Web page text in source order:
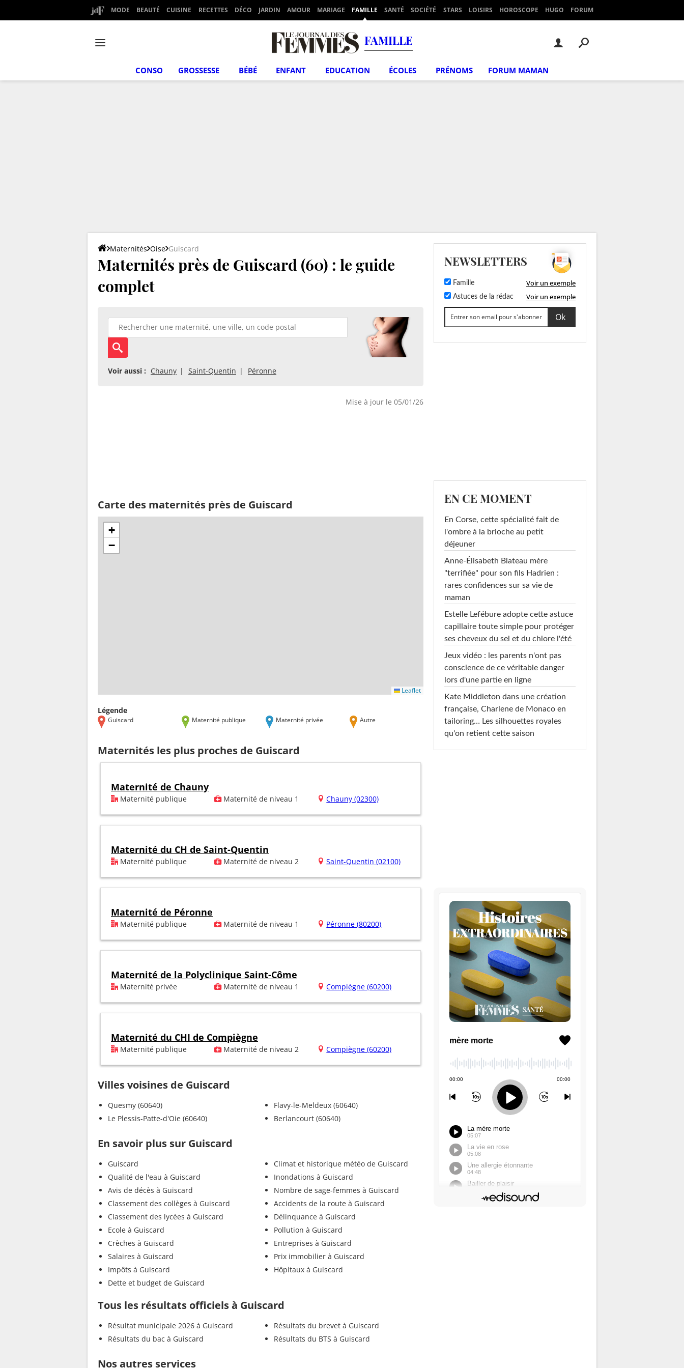
MODE BEAUTÉ CUISINE RECETTES DÉCO JARDIN AMOUR MARIAGE FAMILLE SANTÉ SOCIÉTÉ STARS LOISIRS HOROSCOPE HUGO FORUM
FAMILLE
CONSO GROSSESSE BÉBÉ ENFANT EDUCATION ÉCOLES PRÉNOMS FORUM MAMAN
Maternités Oise Guiscard
Maternités près de Guiscard (60) : le guide
complet
Voir aussi : Chauny Saint-Quentin Péronne
Mise à jour le 05/01/26
Carte des maternités près de Guiscard
+
−
Leaflet
Légende
Guiscard Maternité publique Maternité privée Autre
Maternités les plus proches de Guiscard
Maternité de Chauny
Maternité publique Maternité de niveau 1 Chauny (02300)
Maternité du CH de Saint-Quentin
Maternité publique Maternité de niveau 2 Saint-Quentin (02100)
Maternité de Péronne
Maternité publique Maternité de niveau 1 Péronne (80200)
Maternité de la Polyclinique Saint-Côme
Maternité privée Maternité de niveau 1 Compiègne (60200)
Maternité du CHI de Compiègne
Maternité publique Maternité de niveau 2 Compiègne (60200)
Villes voisines de Guiscard
Quesmy (60640)
Le Plessis-Patte-d'Oie (60640)
Flavy-le-Meldeux (60640)
Berlancourt (60640)
En savoir plus sur Guiscard
Guiscard
Qualité de l'eau à Guiscard
Avis de décès à Guiscard
Classement des collèges à Guiscard
Classement des lycées à Guiscard
Ecole à Guiscard
Crèches à Guiscard
Salaires à Guiscard
Impôts à Guiscard
Dette et budget de Guiscard
Climat et historique météo de Guiscard
Inondations à Guiscard
Nombre de sage-femmes à Guiscard
Accidents de la route à Guiscard
Délinquance à Guiscard
Pollution à Guiscard
Entreprises à Guiscard
Prix immobilier à Guiscard
Hôpitaux à Guiscard
Tous les résultats officiels à Guiscard
Résultat municipale 2026 à Guiscard
Résultats du bac à Guiscard
Résultats du brevet à Guiscard
Résultats du BTS à Guiscard
Nos autres services
NEWSLETTERS
Famille Voir un exemple
Astuces de la rédac Voir un exemple
EN CE MOMENT
En Corse, cette spécialité fait de
l'ombre à la brioche au petit
déjeuner
Anne-Élisabeth Blateau mère
"terrifiée" pour son fils Hadrien :
rares confidences sur sa vie de
maman
Estelle Lefébure adopte cette astuce
capillaire toute simple pour protéger
ses cheveux du sel et du chlore l'été
Jeux vidéo : les parents n'ont pas
conscience de ce véritable danger
lors d'une partie en ligne
Kate Middleton dans une création
française, Charlene de Monaco en
tailoring… Les silhouettes royales
qu'on retient cette saison